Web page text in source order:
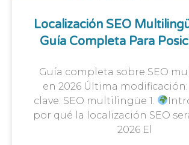
Localización SEO
Guía Completa Para
Guía completa sobre SEO
en 2026 Última
clave: SEO multilingüe 1.
por qué la localización SEO
2026 El